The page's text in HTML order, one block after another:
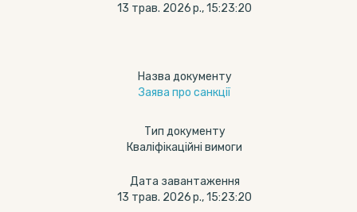
13 трав. 2026 р., 15:23:20
Назва документу
Заява про санкції
Тип документу
Кваліфікаційні вимоги
Дата завантаження
13 трав. 2026 р., 15:23:20